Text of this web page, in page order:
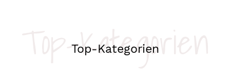
Top-Kategorien
Top-Kategorien